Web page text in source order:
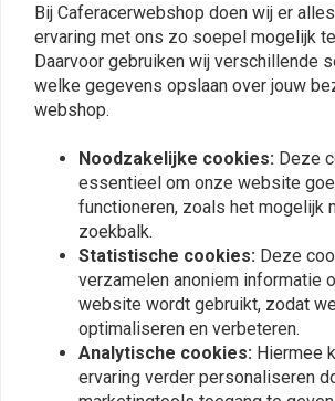
Plaats ook een review
Vergelijkbare producten
Bij Caferacerwebshop doen wij er
ervaring met ons zo soepel mogelijk
Daarvoor gebruiken wij verschillende
welke gegevens opslaan over jouw
webshop.
Noodzakelijke cookies: Deze
essentieel om onze website
functioneren, zoals het mogelijk
zoekbalk.
Statistische cookies: Deze
verzamelen anoniem informatie
website wordt gebruikt, zodat
optimaliseren en verbeteren.
Analytische cookies: Hiermee
ervaring verder personaliseren